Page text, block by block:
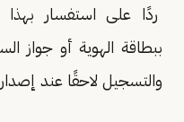
ردًا على استفسار
ببطاقة الهوية أو جواز
والتسجيل لاحقًا عند